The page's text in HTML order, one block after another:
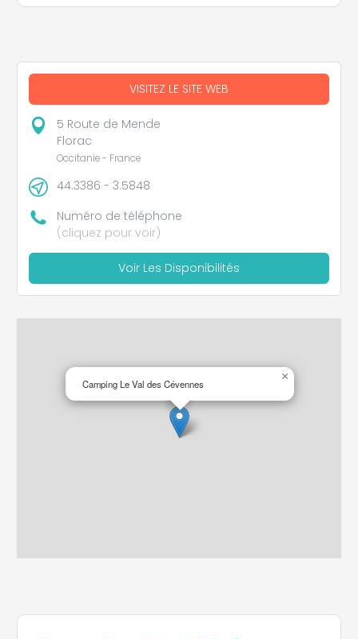
VISITEZ LE SITE WEB
5 Route de Mende
Florac
Occitanie - France
44.3386 - 3.5848
Numéro de téléphone
(cliquez pour voir)
Voir Les Disponibilités
Camping Le Val des Cévennes
×